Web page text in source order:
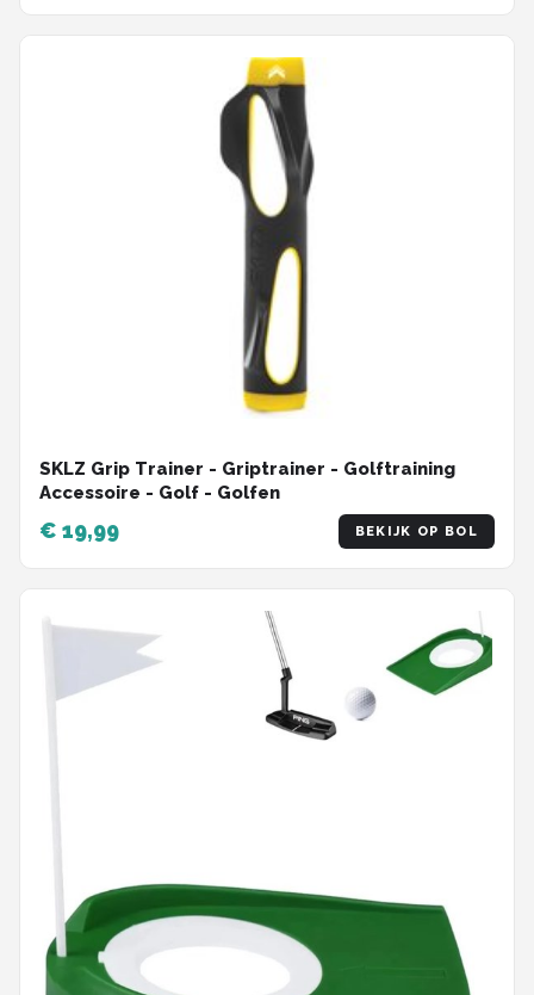
SKLZ Grip Trainer - Griptrainer - Golftraining
Accessoire - Golf - Golfen
€ 19,99 BEKIJK OP BOL